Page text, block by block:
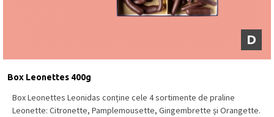
D
Box Leonettes 400g
Box Leonettes Leonidas conține cele 4 sortimente de praline
Leonette: Citronette, Pamplemousette, Gingembrette și Orangette.